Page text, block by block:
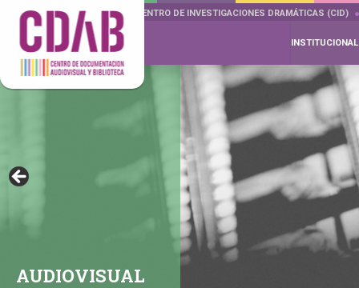
DOCUMENTA DRAMÁTICAS CENTRO DE INVESTIGACIONES DRAMÁTICAS (CID)
INSTITUCIONAL
AUDIOVISUAL